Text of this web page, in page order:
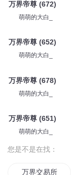
万界帝尊 (672)
萌萌的大白_
万界帝尊 (652)
萌萌的大白_
万界帝尊 (678)
萌萌的大白_
万界帝尊 (651)
萌萌的大白_
您是不是在找：
万界交易所